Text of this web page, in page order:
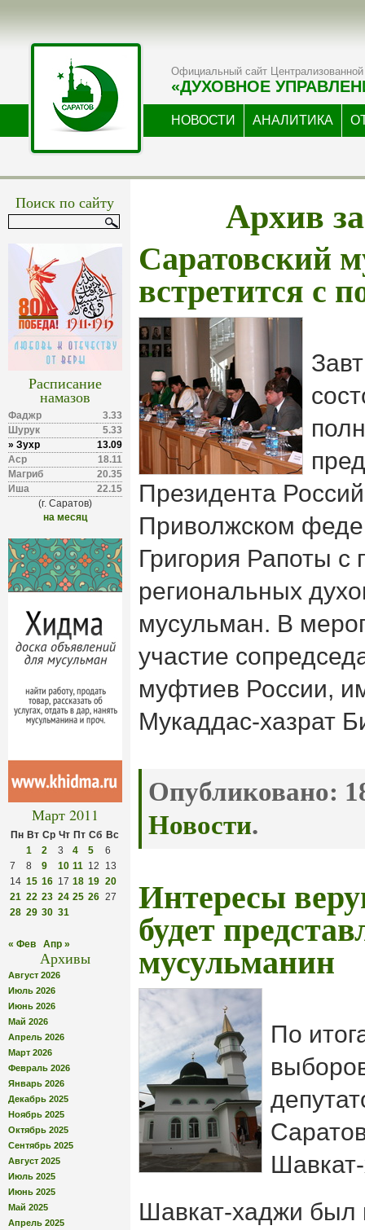
Официальный сайт Централизованной
«ДУХОВНОЕ
НОВОСТИ АНАЛИТИКА
Поиск по сайту
Расписание
намазов
Фаджр
3.33
Шурук
5.33
» Зухр
13.09
Аср
18.11
Магриб
20.35
Иша
22.15
(г. Саратов)
на месяц
Март 2011
Пн Вт Ср Чт Пт Сб Вс
1
2 3 4 5
6
7
8 9 10 11 12
13
14 15 16 17 18 19 20
21 22 23 24 25 26 27
28 29 30 31
« Фев Апр »
Архивы
Август 2026
Июль 2026
Июнь 2026
Май 2026
Апрель 2026
Март 2026
Февраль 2026
Январь 2026
Декабрь 2025
Ноябрь 2025
Октябрь 2025
Сентябрь 2025
Август 2025
Июль 2025
Июнь 2025
Май 2025
Апрель 2025
Архив
Саратовский
встретится с
Президента
Приволжском
Григория Рапоты с
региональных
мусульман. В
участие
муфтиев России,
Мукаддас-хазрат
Опубликовано:
Новости.
Интересы
будет
мусульманин
По
Шавкат-хаджи был